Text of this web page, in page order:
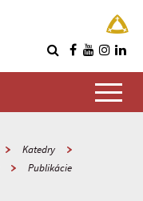
Katedry
Publikácie